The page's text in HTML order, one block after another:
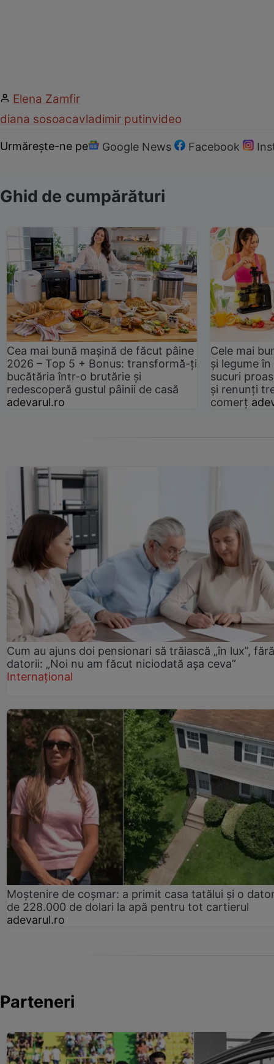
Elena Zamfir
diana sosoacavladimir putinvideo
Urmărește-ne pe Google News Facebook
Ghid de cumpărături
Cea mai bună mașină de făcut pâine
2026 – Top 5 + Bonus: transformă-ți
bucătăria într-o brutărie și
redescoperă gustul pâinii de casă
adevarul.ro
Cele mai
și legume
sucuri
și renunți
comerț
Cum au ajuns doi pensionari să trăiască „în lux”, fără
datorii: „Noi nu am făcut niciodată așa ceva”
Internațional
Moștenire de coșmar: a primit casa tatălui și o
de 228.000 de dolari la apă pentru tot cartierul
adevarul.ro
Parteneri